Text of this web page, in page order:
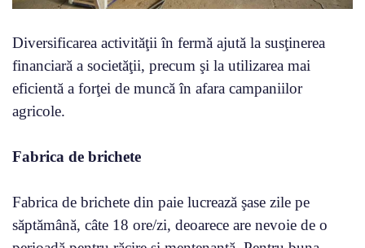
Diversificarea activităţii în fermă ajută la susţinerea
financiară a societăţii, precum şi la utilizarea mai
eficientă a forţei de muncă în afara campaniilor
agricole.
Fabrica de brichete
Fabrica de brichete din paie lucrează şase zile pe
săptămână, câte 18 ore/zi, deoarece are nevoie de o